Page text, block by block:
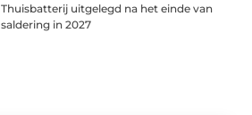
Thuisbatterij uitgelegd na het einde van
saldering in 2027